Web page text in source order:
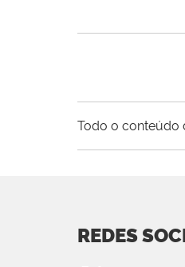
Todo o conteúdo
REDES